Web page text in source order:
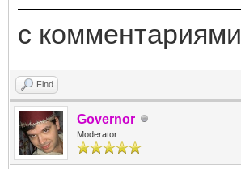
с комментариями
Find
Governor
Moderator